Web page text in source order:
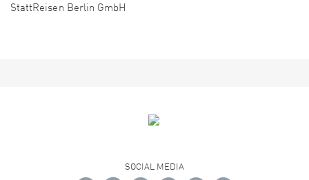
StattReisen Berlin GmbH
SOCIAL MEDIA